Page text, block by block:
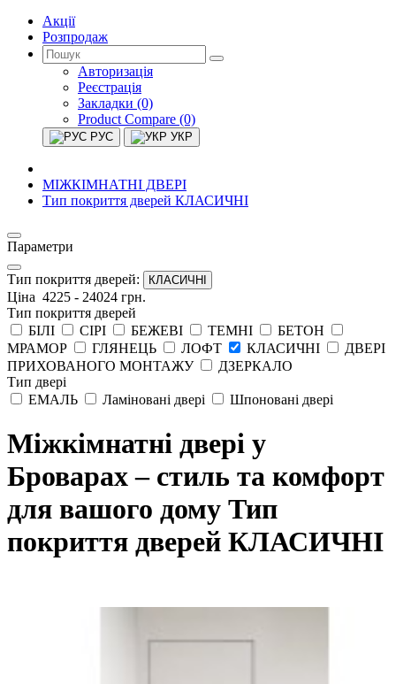
Акції
Розпродаж
Авторизація
Реєстрація
Закладки (0)
Product Compare (0)
РУС УКР
МІЖКІМНАТНІ ДВЕРІ
Тип покриття дверей КЛАСИЧНІ
Параметри
Тип покриття дверей: КЛАСИЧНІ
Ціна 4225 - 24024 грн.
Тип покриття дверей
БІЛІ
СІРІ БЕЖЕВІ ТЕМНІ
БЕТОН
МРАМОР
ГЛЯНЕЦЬ ЛОФТ КЛАСИЧНІ
ДВЕРІ
ПРИХОВАНОГО МОНТАЖУ
ДЗЕРКАЛО
Тип двері
ЕМАЛЬ
Ламіновані двері Шпоновані двері
Міжкімнатні двері у
Броварах – стиль та комфорт
для вашого дому Тип
покриття дверей КЛАСИЧНІ